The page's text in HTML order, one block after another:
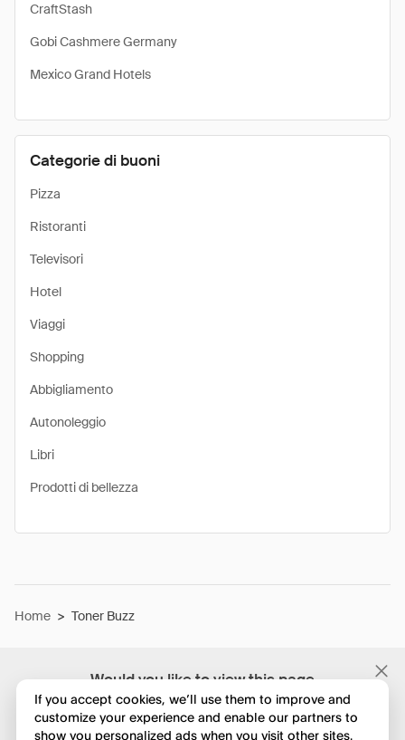
Would you like to view this page
in English?
CraftStash
Gobi Cashmere Germany
Mexico Grand Hotels
Categorie di buoni
Pizza
Ristoranti
Televisori
Hotel
Viaggi
Shopping
Abbigliamento
Autonoleggio
Libri
Prodotti di bellezza
Home > Toner Buzz
If you accept cookies, we’ll use them to improve and
customize your experience and enable our partners to
show you personalized ads when you visit other sites.